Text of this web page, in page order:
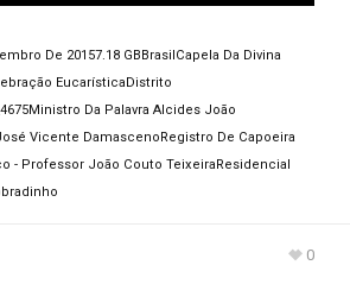
De 20157.18 GB Brasil Capela Da Divina
Eucarística Distrito
Ministro Da Palavra Alcides João
Vicente Damasceno Registro De Capoeira
- Professor João Couto Teixeira Residencial
0